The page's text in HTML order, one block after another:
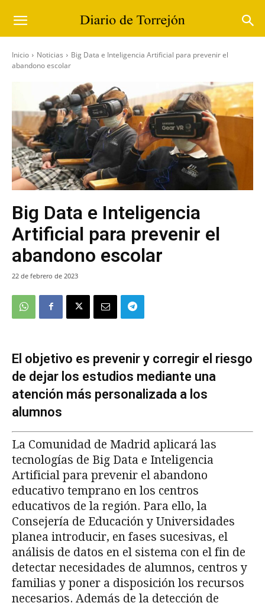
Inicio Noticias
Big Data e Inteligencia Artificial para prevenir el
abandono escolar
Big Data e Inteligencia
Artificial para prevenir el
abandono escolar
22 de febrero de 2023
El objetivo es prevenir y corregir el riesgo
de dejar los estudios mediante una
atención más personalizada a los
alumnos
La Comunidad de Madrid aplicará las
tecnologías de Big Data e Inteligencia
Artificial para prevenir el abandono
educativo temprano en los centros
educativos de la región. Para ello, la
Consejería de Educación y Universidades
planea introducir, en fases sucesivas, el
análisis de datos en el sistema con el fin de
detectar necesidades de alumnos, centros y
familias y poner a disposición los recursos
necesarios. Además de la detección de